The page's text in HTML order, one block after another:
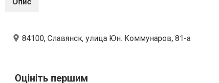
84100, Славянск, улица Юн. Коммунаров, 81-а
Оцініть першим